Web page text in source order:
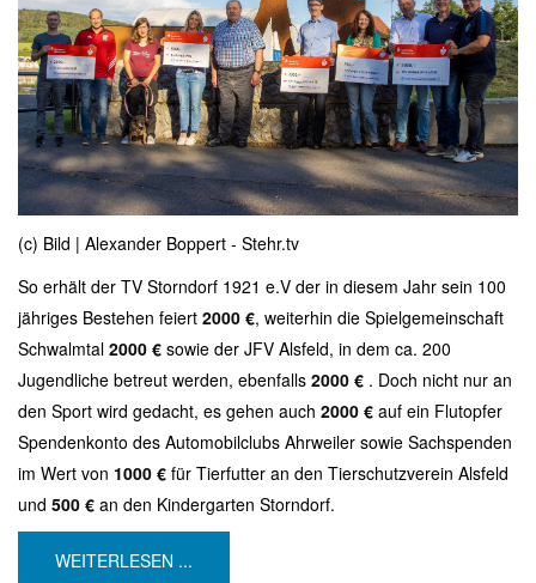
(c) Bild | Alexander Boppert - Stehr.tv
So erhält der TV Storndorf 1921 e.V der in diesem Jahr sein 100
jähriges Bestehen feiert 2000 €, weiterhin die Spielgemeinschaft
Schwalmtal 2000 € sowie der JFV Alsfeld, in dem ca. 200
Jugendliche betreut werden, ebenfalls 2000 € . Doch nicht nur an
den Sport wird gedacht, es gehen auch 2000 € auf ein Flutopfer
Spendenkonto des Automobilclubs Ahrweiler sowie Sachspenden
im Wert von 1000 € für Tierfutter an den Tierschutzverein Alsfeld
und 500 € an den Kindergarten Storndorf.
WEITERLESEN ...